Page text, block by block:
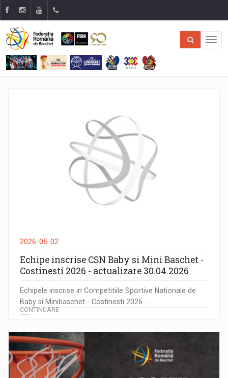
2026-05-02
Echipe inscrise CSN Baby si Mini Baschet -
Costinesti 2026 - actualizare 30.04.2026
Echipele inscrise in Competitiile Sportive Nationale de
Baby si Minibaschet - Costinesti 2026 - ...
CONTINUARE